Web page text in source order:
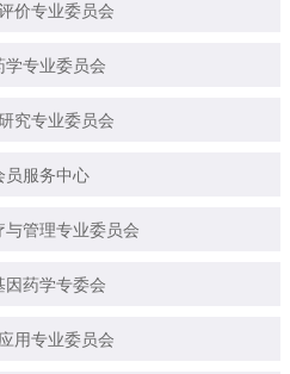
价专业委员会
学专业委员会
究专业委员会
员服务中心
与管理专业委员会
因药学专委会
用专业委员会